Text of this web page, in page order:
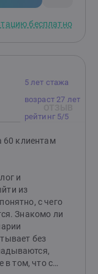
навстречу
бесплатно
5 лет стажа
возраст 27 лет
рейтинг 5/5
60 клиентам
и
из
с чего
Знакомо ли
без
в том, что с